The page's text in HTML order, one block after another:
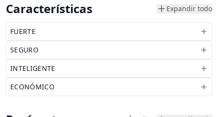
Características Expandir todo
FUERTE
SEGURO
INTELIGENTE
ECONÓMICO